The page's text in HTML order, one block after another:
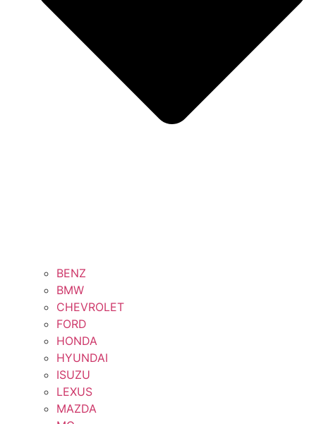
BENZ
BMW
CHEVROLET
FORD
HONDA
HYUNDAI
ISUZU
LEXUS
MAZDA